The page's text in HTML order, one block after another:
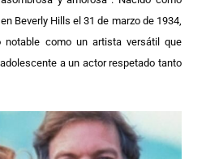
Beverly Hills el 31 de marzo de 1934,
notable como un artista versátil que
a un actor respetado tanto